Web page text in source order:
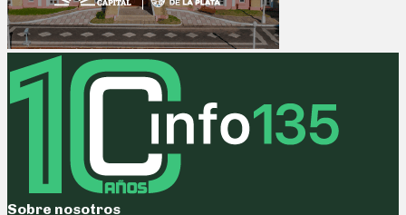
Sobre nosotros